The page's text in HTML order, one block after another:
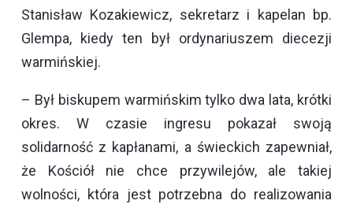
Stanisław Kozakiewicz, sekretarz i kapelan bp.
Glempa, kiedy ten był ordynariuszem diecezji
warmińskiej.
– Był biskupem warmińskim tylko dwa lata, krótki
okres. W czasie ingresu pokazał swoją
solidarność z kapłanami, a świeckich zapewniał,
że Kościół nie chce przywilejów, ale takiej
wolności, która jest potrzebna do realizowania